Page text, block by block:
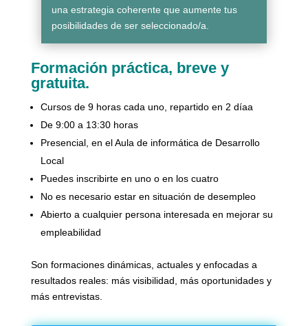
una estrategia coherente que aumente tus
posibilidades de ser seleccionado/a.
Formación práctica, breve y
gratuita.
Cursos de 9 horas cada uno, repartido en 2 díaa
De 9:00 a 13:30 horas
Presencial, en el Aula de informática de Desarrollo
Local
Puedes inscribirte en uno o en los cuatro
No es necesario estar en situación de desempleo
Abierto a cualquier persona interesada en mejorar su
empleabilidad
Son formaciones dinámicas, actuales y enfocadas a
resultados reales: más visibilidad, más oportunidades y
más entrevistas.